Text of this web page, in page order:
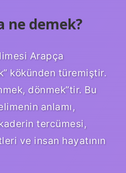
ne demek?
Arapça
kökünden türemiştir.
dönmek”tir. Bu
anlamı,
tercümesi,
ve insan hayatının